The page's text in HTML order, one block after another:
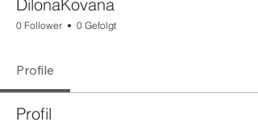
DilonaKovana
0 Follower 0 Gefolgt
Profile
Profil